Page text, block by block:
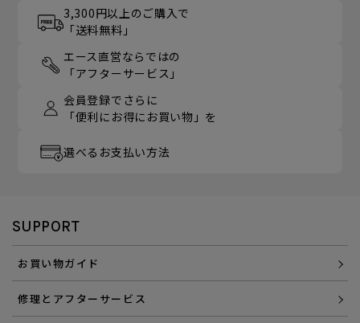
3,300円以上のご購入で
「送料無料」
エース直営ならではの
「アフターサービス」
会員登録でさらに
「便利にお得にお買い物」を
選べるお支払い方法
SUPPORT
お買い物ガイド
修理とアフターサービス